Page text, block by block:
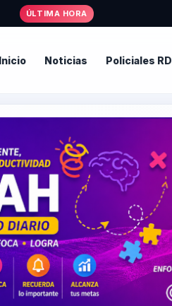
ÚLTIMA HORA
Inicio Noticias Policiales RD